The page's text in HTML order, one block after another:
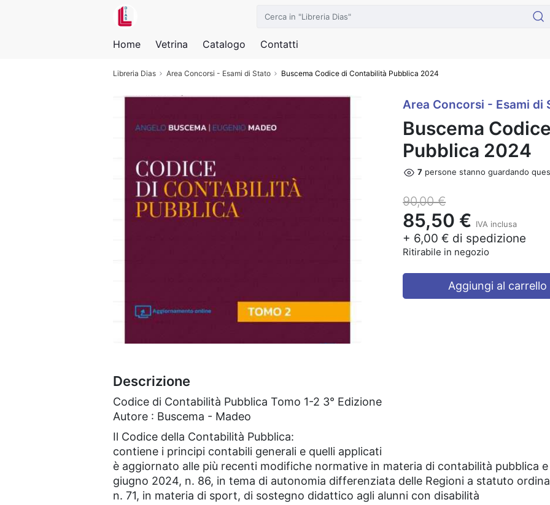
Home Vetrina Catalogo Contatti
Libreria Dias Area Concorsi - Esami di Stato Buscema Codice di Contabilità Pubblica 2024
Area Concorsi - Esami di
Buscema
Pubblica 2024
5 persone stanno guardando
90,00 €
85,50 € IVA inclusa
+ 6,00 € di spedizione
Ritirabile in negozio
Aggiungi al carrello
Descrizione
Codice di Contabilità Pubblica Tomo 1-2 3° Edizione
Autore : Buscema - Madeo
Il Codice della Contabilità Pubblica:
contiene i principi contabili generali e quelli applicati
è aggiornato alle più recenti modifiche normative in materia di contabilità pubblica
giugno 2024, n. 86, in tema di autonomia differenziata delle Regioni a statuto
n. 71, in materia di sport, di sostegno didattico agli alunni con disabilità